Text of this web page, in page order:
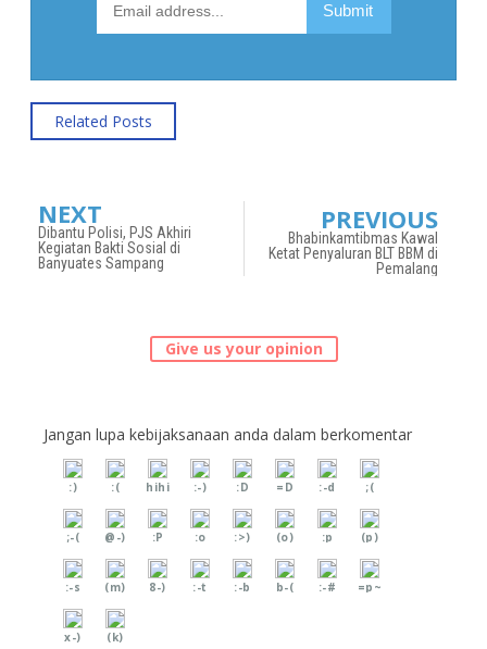
Related Posts
NEXT
Dibantu Polisi, PJS Akhiri
Kegiatan Bakti Sosial di
Banyuates Sampang
PREVIOUS
Bhabinkamtibmas Kawal
Ketat Penyaluran BLT BBM di
Pemalang
Give us your opinion
Jangan lupa kebijaksanaan anda dalam berkomentar
:) :( hihi :-) :D =D :-d ;(
;-( @-) :P :o :>) (o) :p (p)
:-s (m) 8-) :-t :-b b-( :-# =p~
x-) (k)